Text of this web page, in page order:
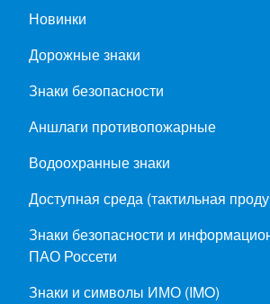
Новинки
Дорожные знаки
Знаки безопасности
Аншлаги противопожарные
Водоохранные знаки
Доступная среда (тактильная
Знаки безопасности и
ПАО Россети
Знаки и символы ИМО (IMO)